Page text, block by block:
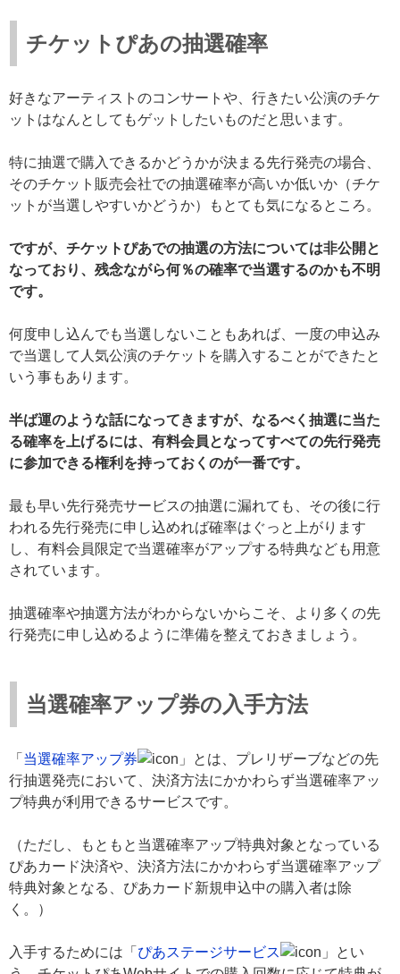
チケットぴあの抽選確率
好きなアーティストのコンサートや、行きたい公演のチケ
ットはなんとしてもゲットしたいものだと思います。
特に抽選で購入できるかどうかが決まる先行発売の場合、
そのチケット販売会社での抽選確率が高いか低いか（チケ
ットが当選しやすいかどうか）もとても気になるところ。
ですが、チケットぴあでの抽選の方法については非公開と
なっており、残念ながら何％の確率で当選するのかも不明
です。
何度申し込んでも当選しないこともあれば、一度の申込み
で当選して人気公演のチケットを購入することができたと
いう事もあります。
半ば運のような話になってきますが、なるべく抽選に当た
る確率を上げるには、有料会員となってすべての先行発売
に参加できる権利を持っておくのが一番です。
最も早い先行発売サービスの抽選に漏れても、その後に行
われる先行発売に申し込めれば確率はぐっと上がります
し、有料会員限定で当選確率がアップする特典なども用意
されています。
抽選確率や抽選方法がわからないからこそ、より多くの先
行発売に申し込めるように準備を整えておきましょう。
当選確率アップ券の入手方法
「 当選確率アップ券
」とは、プレリザーブなどの先
行抽選発売において、決済方法にかかわらず当選確率アッ
プ特典が利用できるサービスです。
（ただし、もともと当選確率アップ特典対象となっている
ぴあカード決済や、決済方法にかかわらず当選確率アップ
特典対象となる、ぴあカード新規申込中の購入者は除
く。）
入手するためには「 ぴあステージサービス
」とい